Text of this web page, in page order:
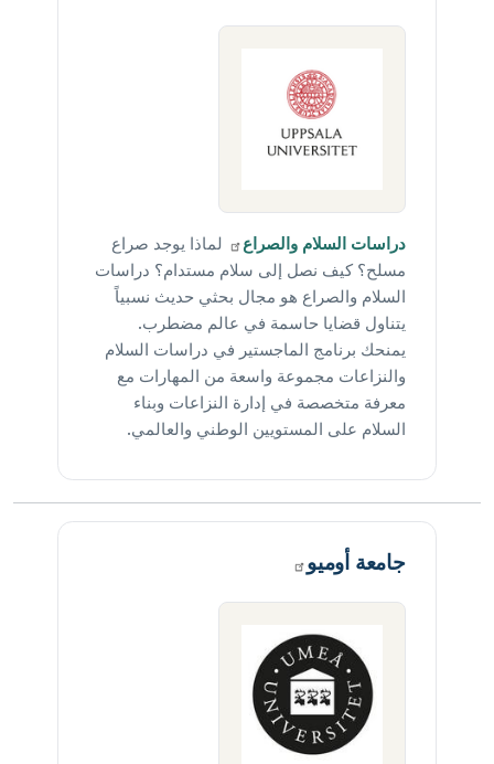
دراسات السلاموالصراع
لماذا يوجد صراع
مسلح؟ كيف نصل إلى سلام مستدام؟ دراسات
السلام والصراع هو مجال بحثي حديث نسبياً
يتناول قضايا حاسمة في عالم مضطرب.
يمنحك برنامج الماجستير في دراسات السلام
والنزاعات مجموعة واسعة من المهارات مع
معرفة متخصصة في إدارة النزاعات وبناء
السلام على المستويين الوطني والعالمي.
جامعةأوميو